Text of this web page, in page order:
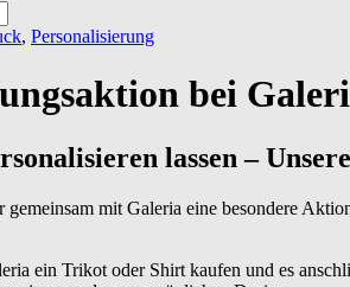
, Personalisierung
bei
lassen –
mit Galeria eine besondere
ein Trikot oder Shirt kaufen und es